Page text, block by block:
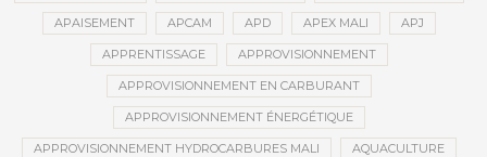
APAISEMENT APCAM APD APEX MALI APJ
APPRENTISSAGE APPROVISIONNEMENT
APPROVISIONNEMENT EN CARBURANT
APPROVISIONNEMENT ÉNERGÉTIQUE
APPROVISIONNEMENT HYDROCARBURES MALI AQUACULTURE